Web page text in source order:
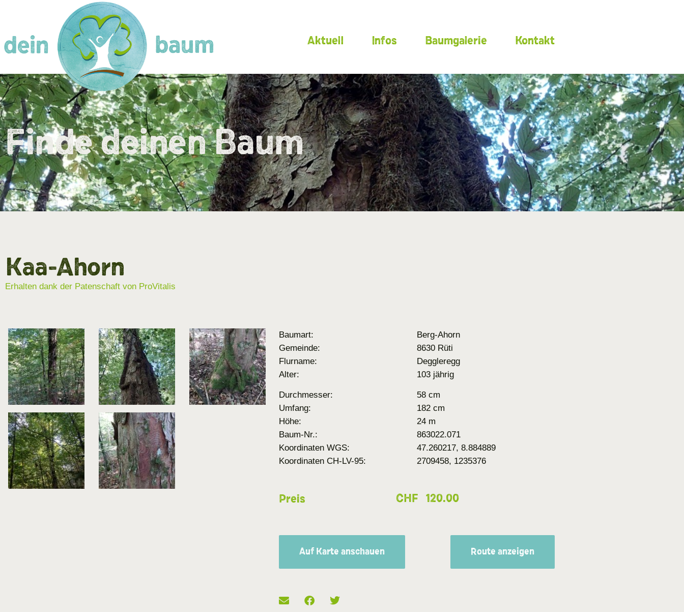
Aktuell Infos Baumgalerie Kontakt
Finde deinen Baum
Kaa-Ahorn
Erhalten dank der Patenschaft von ProVitalis
Baumart:
Berg-Ahorn
Gemeinde:
8630 Rüti
Flurname:
Deggleregg
Alter:
103 jährig
Durchmesser:
58 cm
Umfang:
182 cm
Höhe:
24 m
Baum-Nr.:
863022.071
Koordinaten WGS:
47.260217, 8.884889
Koordinaten CH-LV-95:
2709458, 1235376
Preis CHF 120.00
Auf Karte anschauen Route anzeigen